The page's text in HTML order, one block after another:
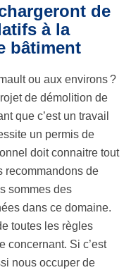
de
à la
bâtiment
ou aux environs ?
de démolition de
que c’est un travail
un permis de
doit connaitre tout
recommandons de
sommes des
dans ce domaine.
toutes les règles
concernant. Si c’est
nous occuper de